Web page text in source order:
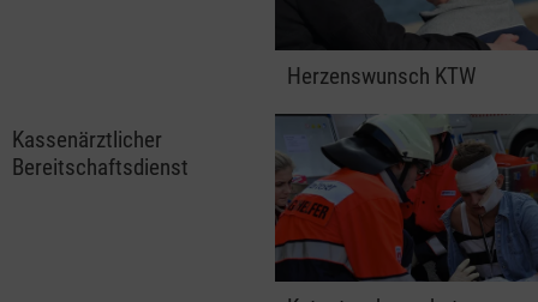
Herzenswunsch KTW
Kassenärztlicher
Bereitschaftsdienst